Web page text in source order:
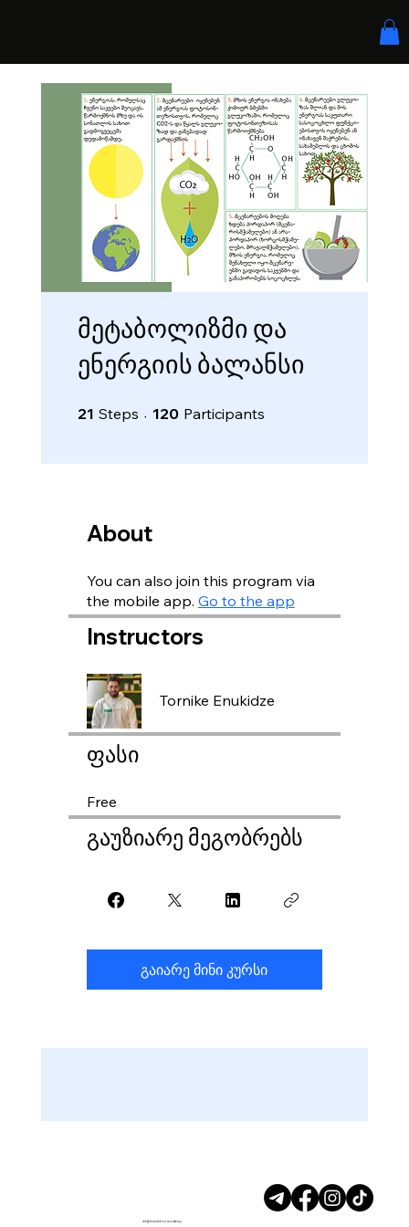
მეტაბოლიზმი და
ენერგიის ბალანსი
21 Steps 21 Steps
120 Participants
About
You can also join this program via
the mobile app. Go to the app
Instructors
Tornike Enukidze
ფასი
Free
გაუზიარე მეგობრებს
გაიარე მინი კურსი
me@mrnutrition.academy